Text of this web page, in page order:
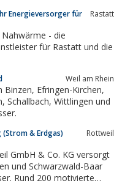
Energieversorger für
Rastatt
für Rastatt und die
Weil am Rhein
Kirchen,
& Erdgas)
Rottweil
GmbH & Co. KG versorgt